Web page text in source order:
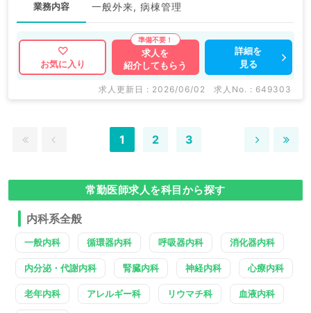
業務内容 一般外来, 病棟管理
お気に入り
求人を
紹介してもらう
詳細を
見る
求人更新日 : 2026/06/02 求人No. : 649303
1 2 3
常勤医師求人を科目から探す
内科系全般
一般内科 循環器内科 呼吸器内科 消化器内科
内分泌・代謝内科 腎臓内科 神経内科 心療内科
老年内科 アレルギー科 リウマチ科 血液内科